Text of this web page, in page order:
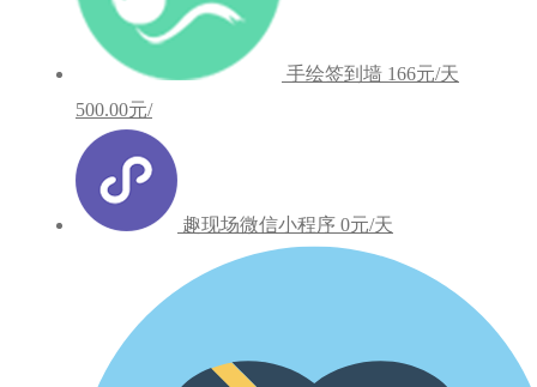
手绘签到墙 166元/天
500.00元/
趣现场微信小程序 0元/天